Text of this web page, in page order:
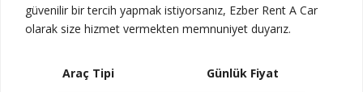
güvenilir bir tercih yapmak istiyorsanız, Ezber Rent A Car
olarak size hizmet vermekten memnuniyet duyarız.
Araç Tipi Günlük Fiyat